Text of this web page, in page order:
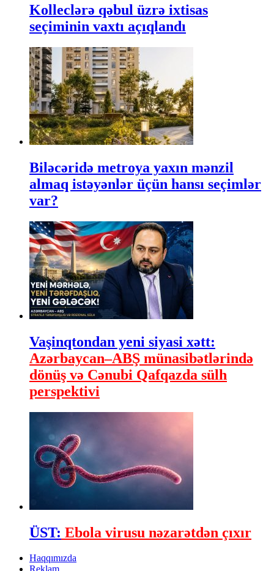
Kolleclərə qəbul üzrə ixtisas
seçiminin vaxtı açıqlandı
Biləcəridə metroya yaxın mənzil
almaq istəyənlər üçün hansı seçimlər
var?
Vaşinqtondan yeni siyasi xətt:
Azərbaycan–ABŞ münasibətlərində
dönüş və Cənubi Qafqazda sülh
perspektivi
ÜST: Ebola virusu nəzarətdən çıxır
Haqqımızda